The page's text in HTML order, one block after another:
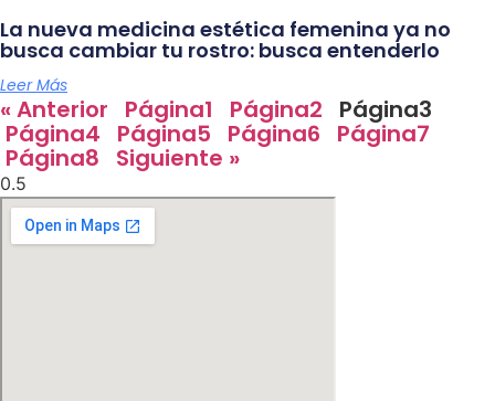
La nueva medicina estética femenina ya no
busca cambiar tu rostro: busca entenderlo
Leer Más
« Anterior Página1 Página2 Página3
Página4 Página5 Página6 Página7
Página8 Siguiente »